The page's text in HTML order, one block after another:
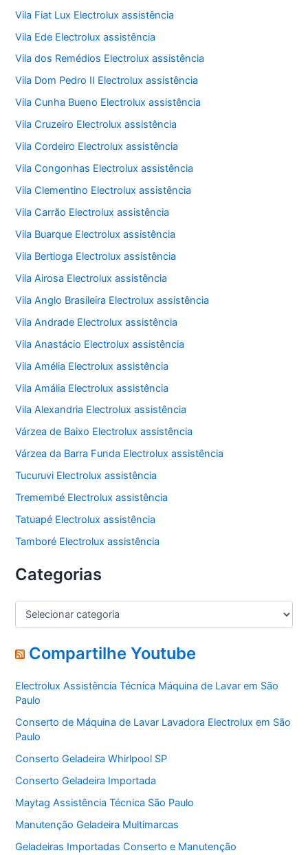
Vila Fiat Lux Electrolux assistência
Vila Ede Electrolux assistência
Vila dos Remédios Electrolux assistência
Vila Dom Pedro II Electrolux assistência
Vila Cunha Bueno Electrolux assistência
Vila Cruzeiro Electrolux assistência
Vila Cordeiro Electrolux assistência
Vila Congonhas Electrolux assistência
Vila Clementino Electrolux assistência
Vila Carrão Electrolux assistência
Vila Buarque Electrolux assistência
Vila Bertioga Electrolux assistência
Vila Airosa Electrolux assistência
Vila Anglo Brasileira Electrolux assistência
Vila Andrade Electrolux assistência
Vila Anastácio Electrolux assistência
Vila Amélia Electrolux assistência
Vila Amália Electrolux assistência
Vila Alexandria Electrolux assistência
Várzea de Baixo Electrolux assistência
Várzea da Barra Funda Electrolux assistência
Tucuruvi Electrolux assistência
Tremembé Electrolux assistência
Tatuapé Electrolux assistência
Tamboré Electrolux assistência
Categorias
C
e
g
r
i
a
s
Compartilhe Youtube
Electrolux Assistência Técnica Máquina de Lavar em São
Paulo
Conserto de Máquina de Lavar Lavadora Electrolux em São
Paulo
Conserto Geladeira Whirlpool SP
Conserto Geladeira Importada
Maytag Assistência Técnica São Paulo
Manutenção Geladeira Multimarcas
Geladeiras Importadas Conserto e Manutenção